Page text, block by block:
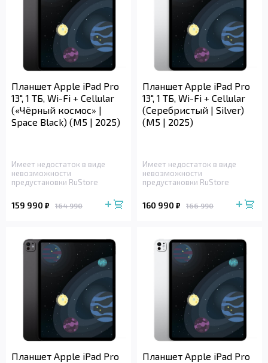
Планшет Apple iPad Pro
13", 1 ТБ, Wi-Fi + Cellular
(«Чёрный космос» |
Space Black) (M5 | 2025)
Имеет недостаток в виде
невозможности
предустановки RuStore
159 990 ₽ 164 990
Планшет Apple iPad Pro
13", 1 ТБ, Wi-Fi + Cellular
(Серебристый | Silver)
(M5 | 2025)
Имеет недостаток в виде
невозможности
предустановки RuStore
160 990 ₽ 166 990
Планшет Apple iPad Pro
Планшет Apple iPad Pro